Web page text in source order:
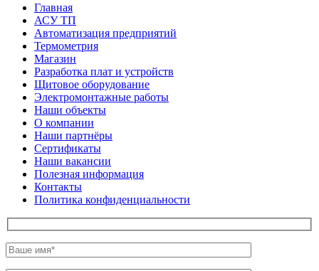
Главная
АСУ ТП
Автоматизация предприятий
Термометрия
Магазин
Разработка плат и устройств
Щитовое оборудование
Электромонтажные работы
Наши объекты
О компании
Наши партнёры
Сертификаты
Наши вакансии
Полезная информация
Контакты
Политика конфиденциальности